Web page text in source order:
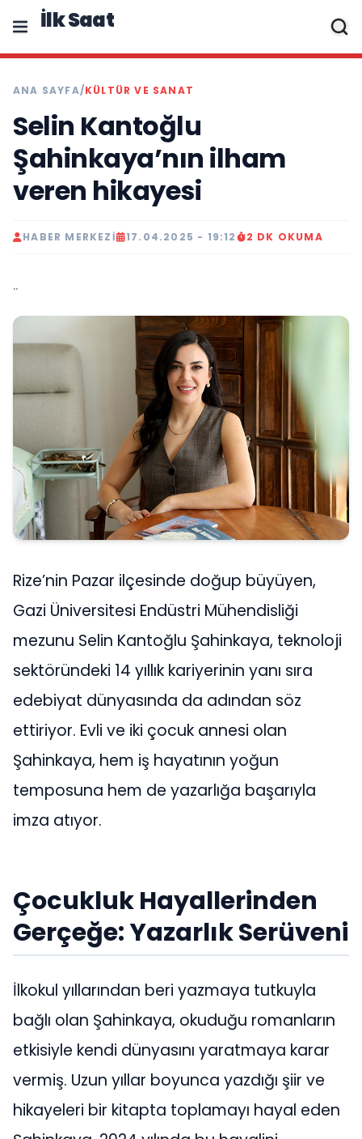
İlk Saat
ANA SAYFA/KÜLTÜR VE SANAT
Selin Kantoğlu
Şahinkaya’nın ilham
veren hikayesi
HABER MERKEZI 17.04.2025 - 19:12 2 DK OKUMA
..
Rize’nin Pazar ilçesinde doğup büyüyen,
Gazi Üniversitesi Endüstri Mühendisliği
mezunu Selin Kantoğlu Şahinkaya, teknoloji
sektöründeki 14 yıllık kariyerinin yanı sıra
edebiyat dünyasında da adından söz
ettiriyor. Evli ve iki çocuk annesi olan
Şahinkaya, hem iş hayatının yoğun
temposuna hem de yazarlığa başarıyla
imza atıyor.
Çocukluk Hayallerinden
Gerçeğe: Yazarlık Serüveni
İlkokul yıllarından beri yazmaya tutkuyla
bağlı olan Şahinkaya, okuduğu romanların
etkisiyle kendi dünyasını yaratmaya karar
vermiş. Uzun yıllar boyunca yazdığı şiir ve
hikayeleri bir kitapta toplamayı hayal eden